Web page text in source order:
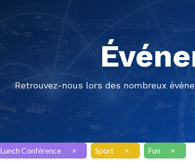
Retrouvez-nous lors des nombreux
Lunch Conférence × Sport × Fun ×